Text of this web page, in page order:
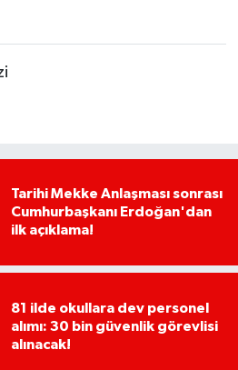
Tarihi Mekke Anlaşması sonrası
Cumhurbaşkanı Erdoğan'dan
ilk açıklama!
81 ilde okullara dev personel
alımı: 30 bin güvenlik görevlisi
alınacak!